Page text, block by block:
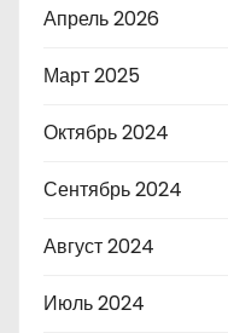
Апрель 2026
Март 2025
Октябрь 2024
Сентябрь 2024
Август 2024
Июль 2024